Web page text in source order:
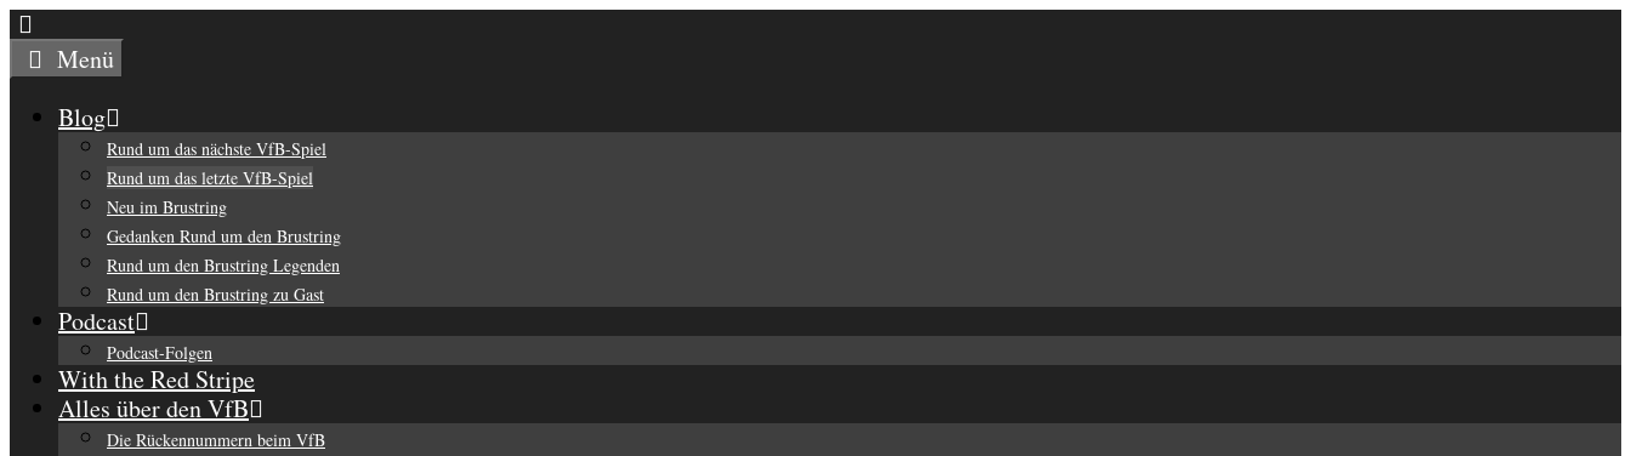
Zum
Inhalt
springen
Menü
Blog
Rund um das nächste VfB-Spiel
Rund um das letzte VfB-Spiel
Neu im Brustring
Gedanken Rund um den Brustring
Rund um den Brustring Legenden
Rund um den Brustring zu Gast
Podcast
Podcast-Folgen
With the Red Stripe
Alles über den VfB
Die Rückennummern beim VfB